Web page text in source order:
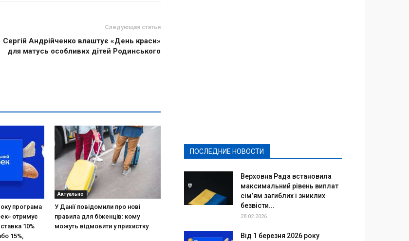
Следующая статья
Сергій Андрійченко влаштує «День краси»
для матусь особливих дітей Родинського
програма
отримує
10%
15%,
Актуально
У Данії повідомили про нові
правила для біженців: кому
можуть відмовити у прихистку
ПОСЛЕДНИЕ НОВОСТИ
Верховна Рада встановила
максимальний рівень виплат
сім’ям загиблих і зниклих
безвісти...
28.02.2026
Від 1 березня 2026 року